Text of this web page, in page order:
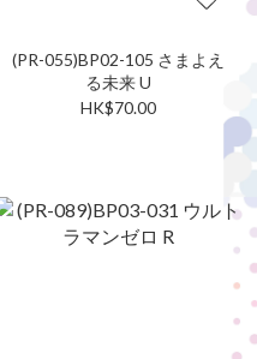
(PR-055)BP02-105 さまよえ
る未来 U
HK$70.00